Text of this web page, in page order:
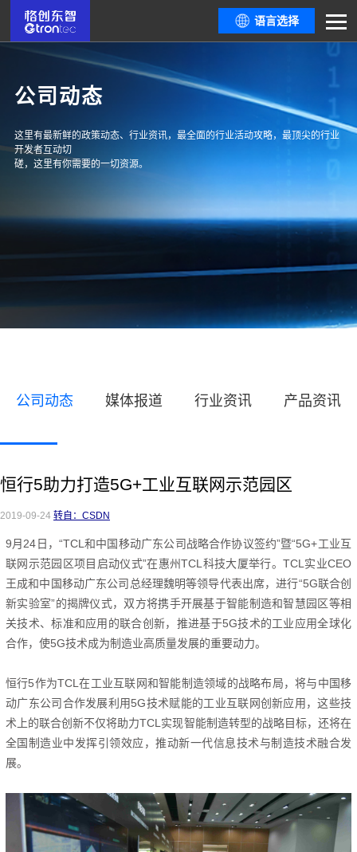
语言选择
公司动态
这里有最新鲜的政策动态、行业资讯，最全面的行业活动攻略，最顶尖的行业
开发者互动切
磋，这里有你需要的一切资源。
公司动态 媒体报道 行业资讯 产品资讯
恒行5助力打造5G+工业互联网示范园区
2019-09-24 转自：CSDN
9月24日，“TCL和中国移动广东公司战略合作协议签约”暨“5G+工业互
联网示范园区项目启动仪式”在惠州TCL科技大厦举行。 TCL实业CEO
王成和中国移动广东公司总经理魏明等领导代表出席，进行“5G联合创
新实验室”的揭牌仪式，双方将携手开展基于智能制造和智慧园区等相
关技术、标准和应用的联合创新，推进基于5G技术的工业应用全球化
合作，使5G技术成为制造业高质量发展的重要动力。
恒行5作为TCL在工业互联网和智能制造领域的战略布局，将与中国移
动广东公司合作发展利用5G技术赋能的工业互联网创新应用 ，这些技
术上的联合创新不仅将助力TCL实现智能制造转型的战略目标，还将在
全国制造业中发挥引领效应，推动新一代信息技术与制造技术融合发
展。